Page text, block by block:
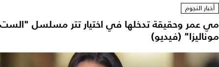
أخبار النجوم
مي عمر وحقيقة تدخلها في اختيار تتر مسلسل "الست
موناليزا" (فيديو)